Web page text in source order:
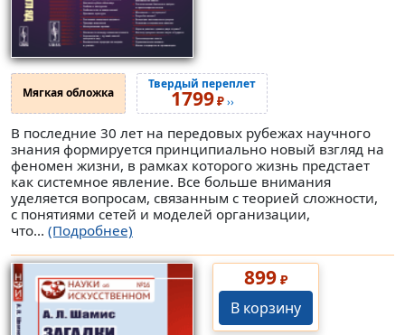
Мягкая обложка
Твердый переплет
1799₽››
В последние 30 лет на передовых рубежах научного
знания формируется принципиально новый взгляд на
феномен жизни, в рамках которого жизнь предстает
как системное явление. Все больше внимания
уделяется вопросам, связанным с теорией сложности,
с понятиями сетей и моделей организации,
что... (Подробнее)
899₽
В корзину